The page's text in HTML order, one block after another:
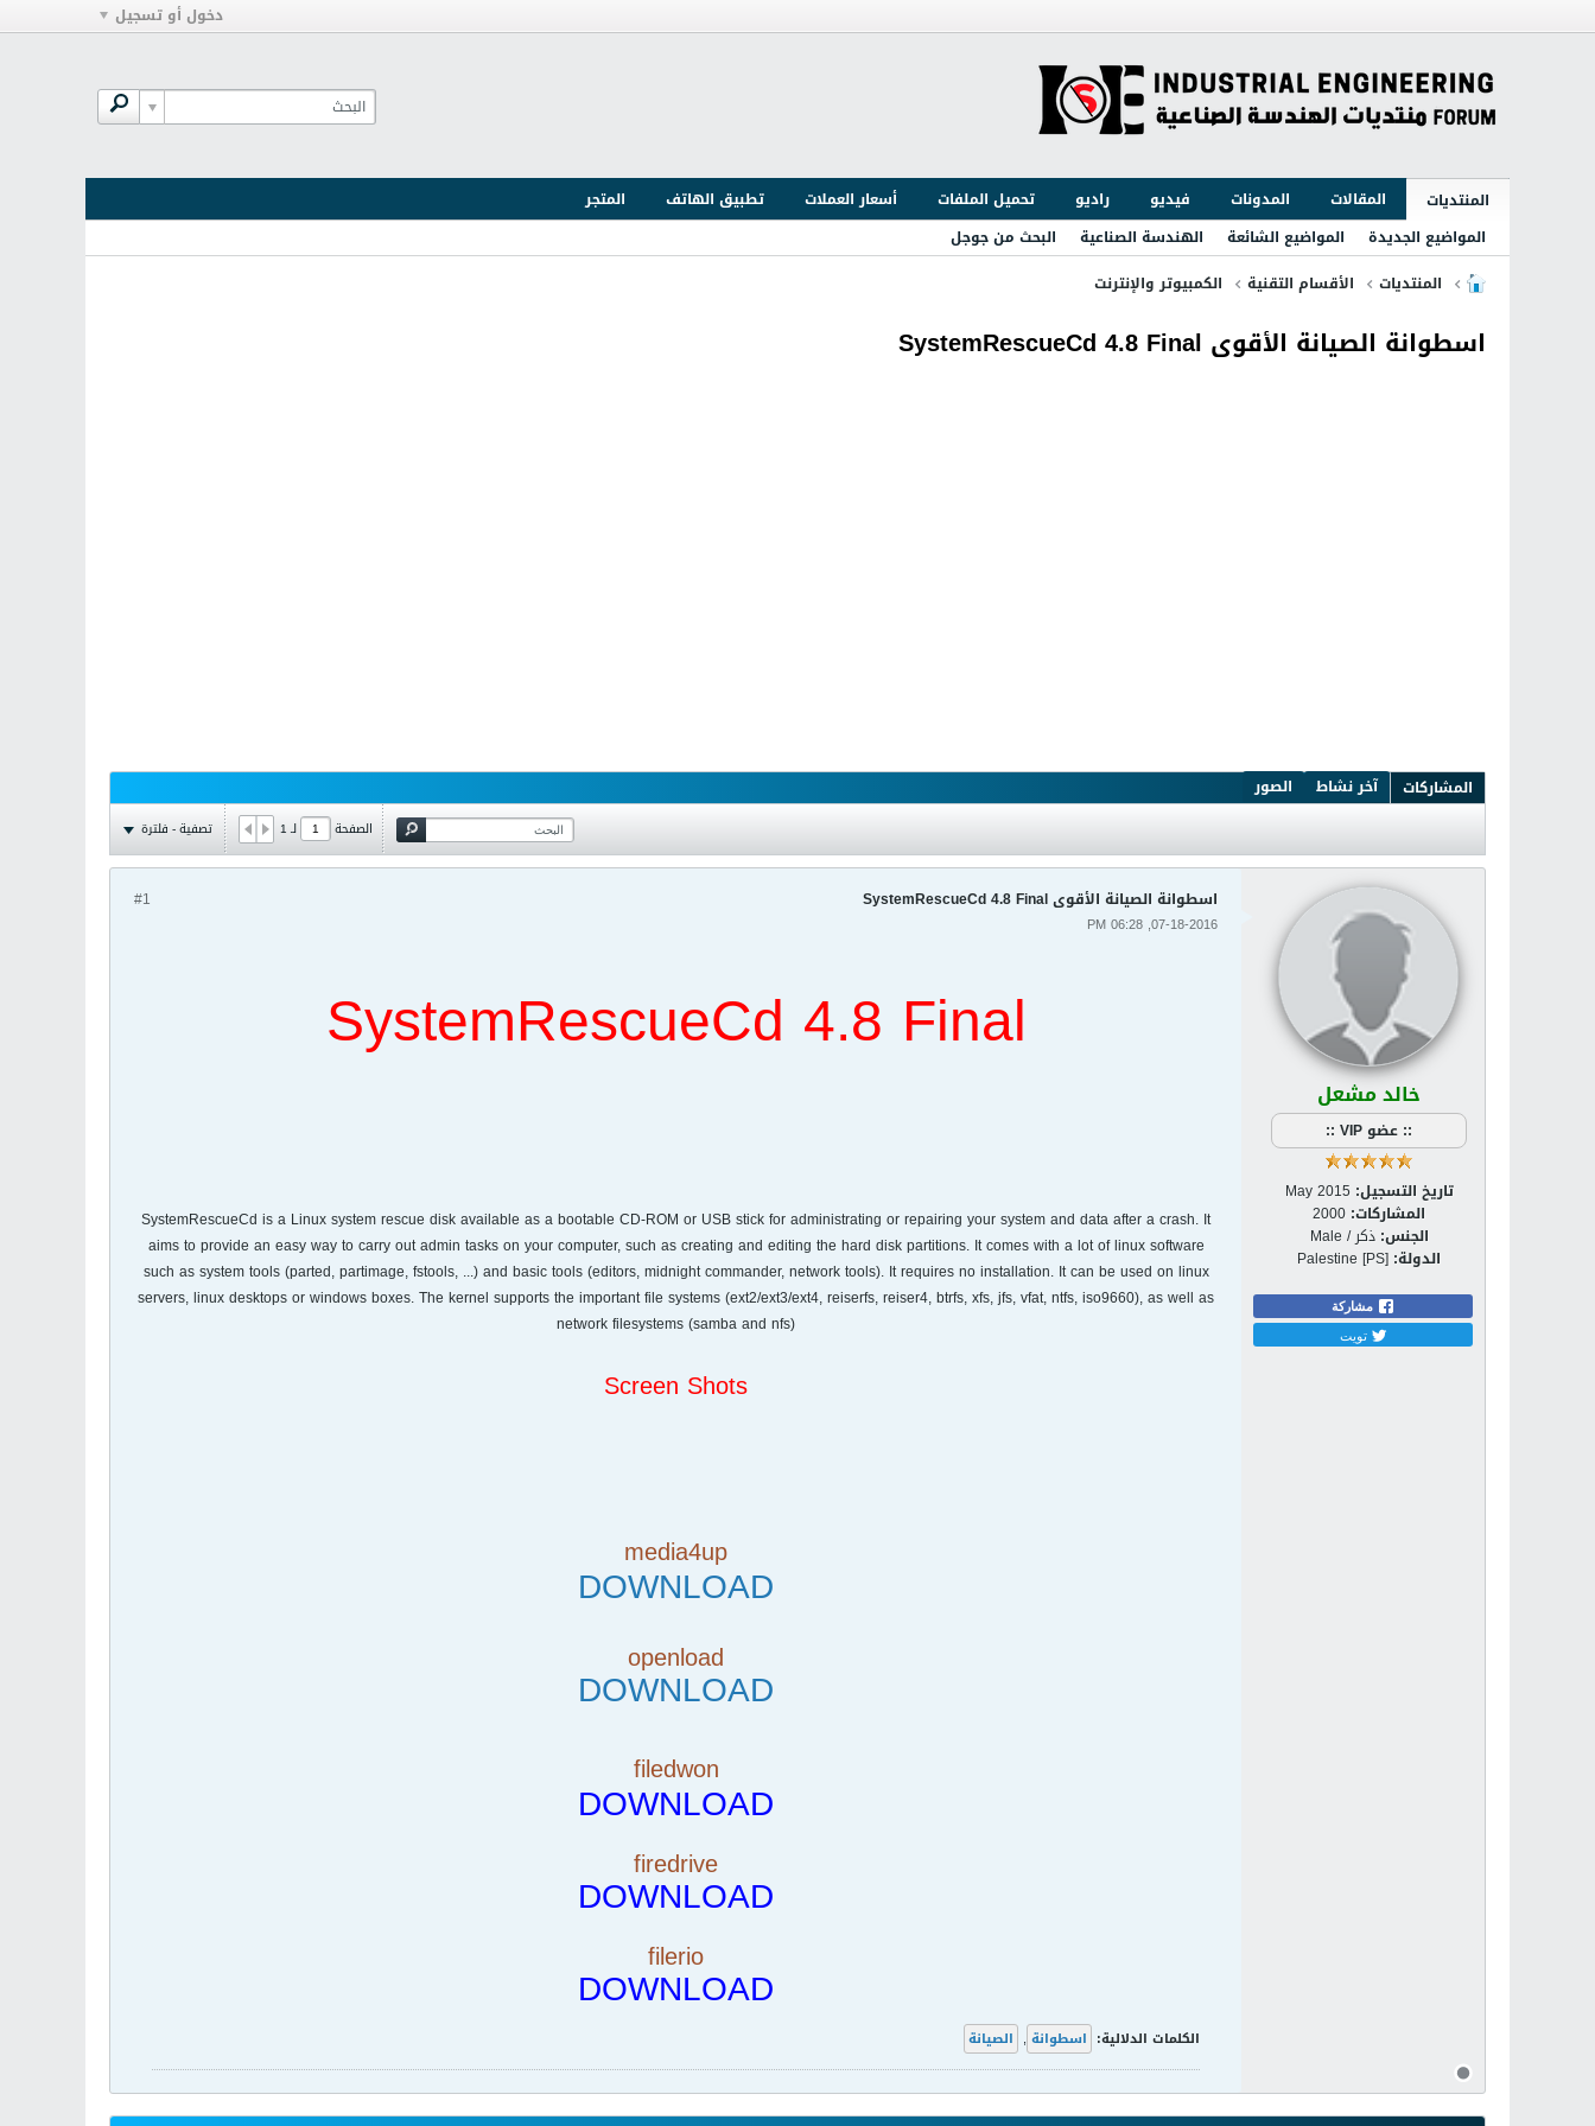
دخول أو تسجيل
المنتديات المقالات المدونات فيديو راديو تحميل الملفات أسعار العملات تطبيق الهاتف
المتجر
المواضيع الجديدة
المواضيع الشائعة الهندسة الصناعية
البحث من جوجل
المنتديات
الأقسام التقنية الكمبيوتر والإنترنت
اسطوانة الصيانة الأقوى SystemRescueCd 4.8 Final
المشاركات آخر نشاط الصور
الصفحة لـ1 تصفية - فلترة
خالد مشعل
:: عضو VIP ::
تاريخ التسجيل: May 2015
المشاركات: 2000
الجنس: ذكر / Male
الدولة: Palestine [PS]
مشاركة
تويت
#1 اسطوانة الصيانة الأقوى SystemRescueCd 4.8 Final
07-18-2016, 06:28 PM
SystemRescueCd 4.8 Final
SystemRescueCd is a Linux system rescue disk available as a bootable CD-ROM or USB stick for administrating or repairing your system and data after a crash. It
aims to provide an easy way to carry out admin tasks on your computer, such as creating and editing the hard disk partitions. It comes with a lot of linux software
such as system tools (parted, partimage, fstools, ...) and basic tools (editors, midnight commander, network tools). It requires no installation. It can be used on linux
servers, linux desktops or windows boxes. The kernel supports the important file systems (ext2/ext3/ext4, reiserfs, reiser4, btrfs, xfs, jfs, vfat, ntfs, iso9660), as well as
network filesystems (samba and nfs)
Screen Shots
media4up
DOWNLOAD
openload
DOWNLOAD
filedwon
DOWNLOAD
firedrive
DOWNLOAD
filerio
DOWNLOAD
الكلمات الدلالية: اسطوانة , الصيانة